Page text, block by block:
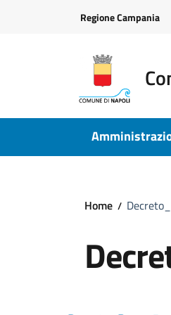
Regione Campania
Home